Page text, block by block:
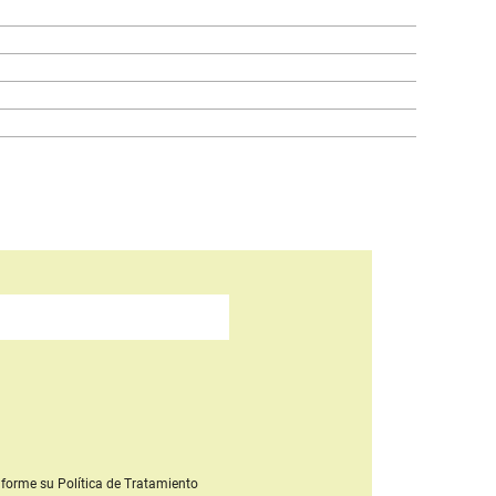
su Política de Tratamiento